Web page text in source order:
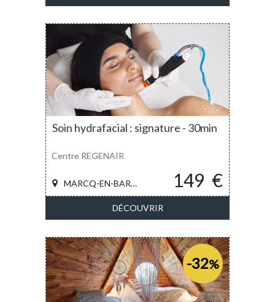
Soin hydrafacial : signature - 30min
149 €
MARCQ-EN-BAROEUL
Centre REGENAIR
DÉCOUVRIR
-32%